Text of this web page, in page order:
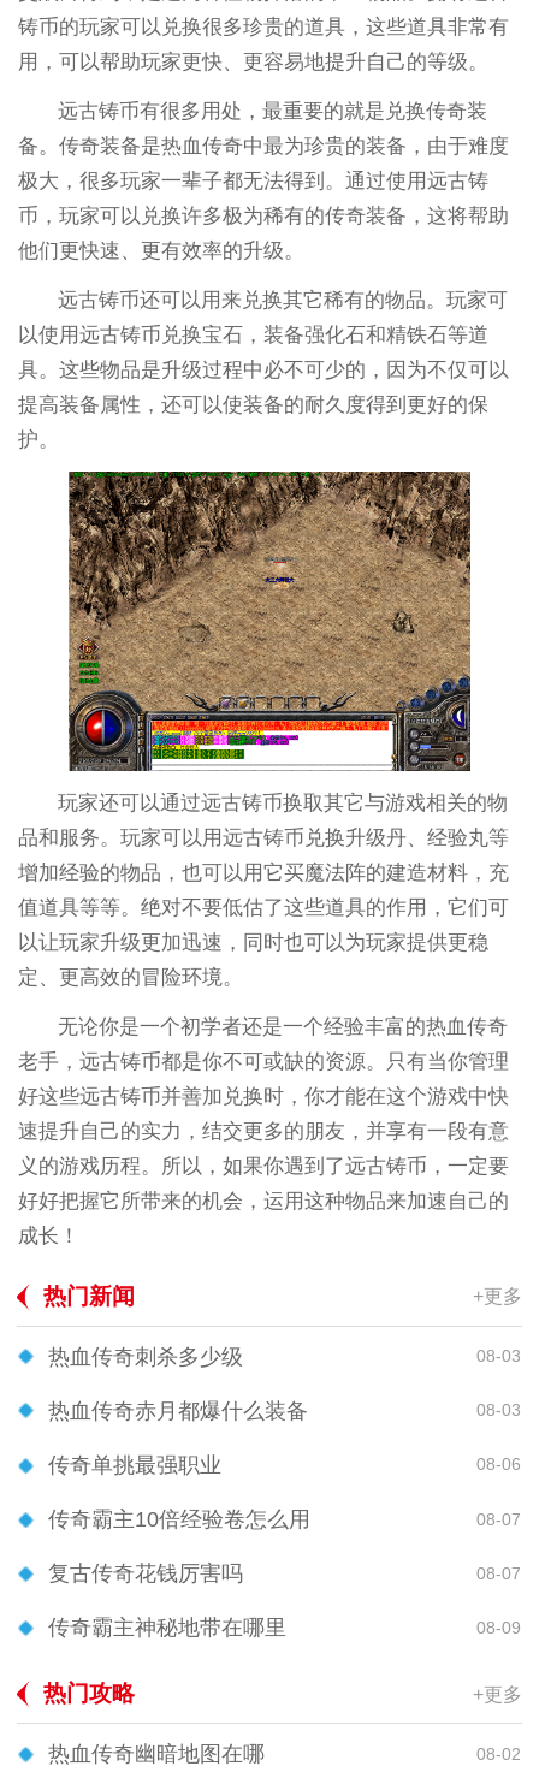
铸币的玩家可以兑换很多珍贵的道具，这些道具非常有
用，可以帮助玩家更快、更容易地提升自己的等级。
远古铸币有很多用处，最重要的就是兑换传奇装
备。传奇装备是热血传奇中最为珍贵的装备，由于难度
极大，很多玩家一辈子都无法得到。通过使用远古铸
币，玩家可以兑换许多极为稀有的传奇装备，这将帮助
他们更快速、更有效率的升级。
远古铸币还可以用来兑换其它稀有的物品。玩家可
以使用远古铸币兑换宝石，装备强化石和精铁石等道
具。这些物品是升级过程中必不可少的，因为不仅可以
提高装备属性，还可以使装备的耐久度得到更好的保
护。
玩家还可以通过远古铸币换取其它与游戏相关的物
品和服务。玩家可以用远古铸币兑换升级丹、经验丸等
增加经验的物品，也可以用它买魔法阵的建造材料，充
值道具等等。绝对不要低估了这些道具的作用，它们可
以让玩家升级更加迅速，同时也可以为玩家提供更稳
定、更高效的冒险环境。
无论你是一个初学者还是一个经验丰富的热血传奇
老手，远古铸币都是你不可或缺的资源。只有当你管理
好这些远古铸币并善加兑换时，你才能在这个游戏中快
速提升自己的实力，结交更多的朋友，并享有一段有意
义的游戏历程。所以，如果你遇到了远古铸币，一定要
好好把握它所带来的机会，运用这种物品来加速自己的
成长！
热门新闻 +更多
热血传奇刺杀多少级 08-03
热血传奇赤月都爆什么装备 08-03
传奇单挑最强职业 08-06
传奇霸主10倍经验卷怎么用 08-07
复古传奇花钱厉害吗 08-07
传奇霸主神秘地带在哪里 08-09
热门攻略 +更多
热血传奇幽暗地图在哪 08-02